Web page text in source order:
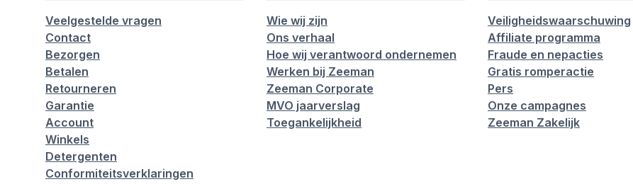
Veelgestelde vragen
Contact
Bezorgen
Betalen
Retourneren
Garantie
Account
Winkels
Detergenten
Conformiteitsverklaringen
Wie wij zijn
Ons verhaal
Hoe wij verantwoord ondernemen
Werken bij Zeeman
Zeeman Corporate
MVO jaarverslag
Toegankelijkheid
Veiligheidswaarschuwing
Affiliate programma
Fraude en nepacties
Gratis romperactie
Pers
Onze campagnes
Zeeman Zakelijk